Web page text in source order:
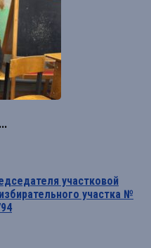
участковой
участка №